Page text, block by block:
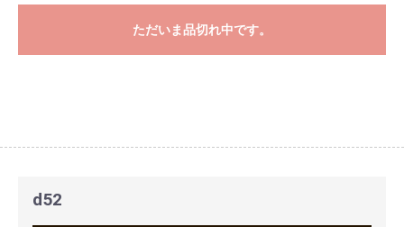
ただいま品切れ中です。
d52